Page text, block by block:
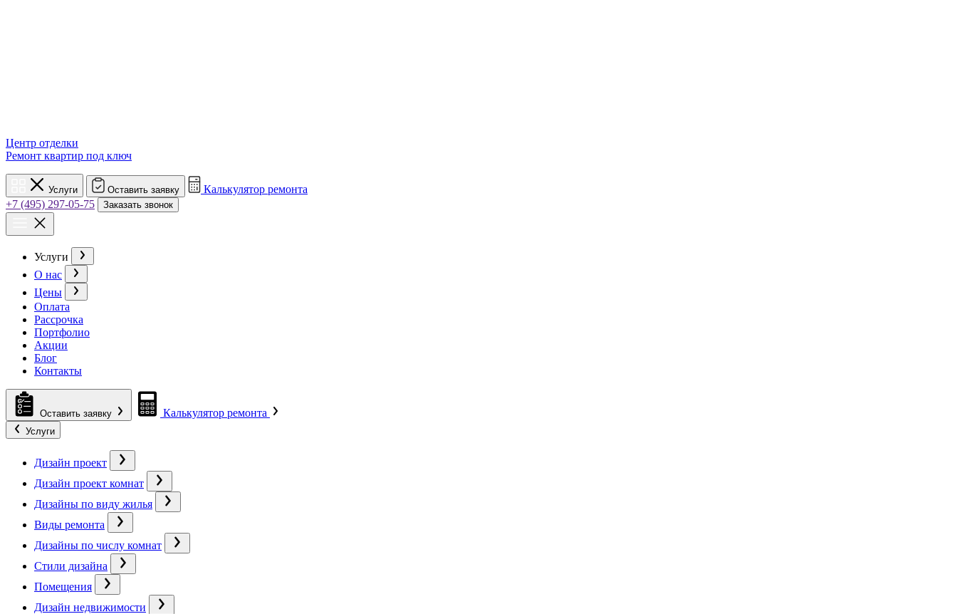
Центр отделки
Ремонт квартир под ключ
Услуги Оставить заявку
Калькулятор ремонта
+7 (495) 297-05-75
Заказать звонок
Услуги
О нас
Цены
Оплата
Рассрочка
Портфолио
Акции
Блог
Контакты
Оставить заявку Калькулятор ремонта
Услуги
Дизайн проект
Дизайн проект комнат
Дизайны по виду жилья
Виды ремонта
Дизайны по числу комнат
Стили дизайна
Помещения
Дизайн недвижимости